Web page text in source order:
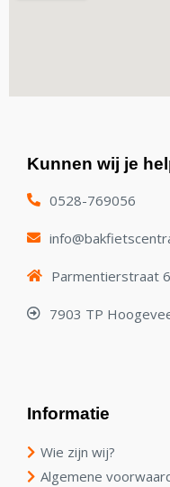
Kunnen wij je
0528-769056
Parmentierstraat
7903 TP
Informatie
Wie zijn wij?
Algemene